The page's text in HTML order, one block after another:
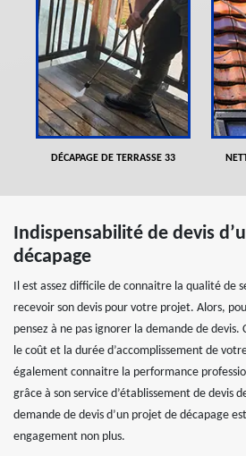
DÉCAPAGE DE TERRASSE 33
Indispensabilité de devis
décapage
Il est assez difficile de connaitre la qualité de
recevoir son devis pour votre projet. Alors,
pensez à ne pas ignorer la demande de devis.
le coût et la durée d’accomplissement de
également connaitre la performance
grâce à son service d’établissement de devis
demande de devis d’un projet de décapage
engagement non plus.